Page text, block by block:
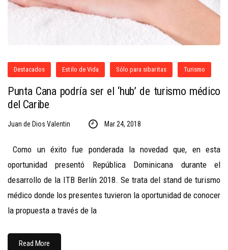
Destacados Estilo de Vida Sólo para sibaritas Turismo
Punta Cana podría ser el ‘hub’ de turismo médico
del Caribe
Juan de Dios Valentin Mar 24, 2018
Como un éxito fue ponderada la novedad que, en esta
oportunidad presentó República Dominicana durante el
desarrollo de la ITB Berlín 2018. Se trata del stand de turismo
médico donde los presentes tuvieron la oportunidad de conocer
la propuesta a través de la
Read More